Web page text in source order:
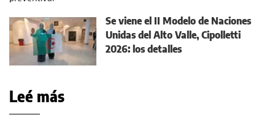
Se viene el II Modelo de Naciones
Unidas del Alto Valle, Cipolletti
2026: los detalles
Leé más